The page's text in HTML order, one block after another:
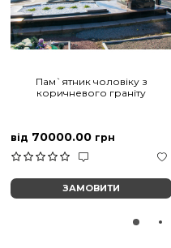
Пам`ятник чоловіку з
коричневого граніту
від 70000.00 грн
ЗАМОВИТИ